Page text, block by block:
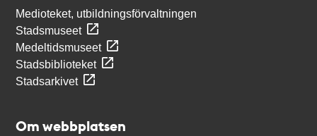
Medioteket, utbildningsförvaltningen
Stadsmuseet
Medeltidsmuseet
Stadsbiblioteket
Stadsarkivet
Om webbplatsen